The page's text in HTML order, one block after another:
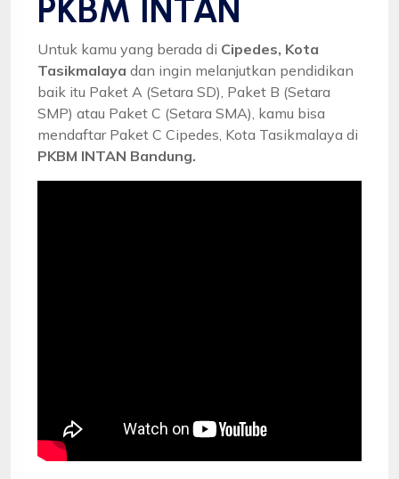
PKBM INTAN
Untuk kamu yang berada di Cipedes, Kota
Tasikmalaya dan ingin melanjutkan pendidikan
baik itu Paket A (Setara SD), Paket B (Setara
SMP) atau Paket C (Setara SMA), kamu bisa
mendaftar Paket C Cipedes, Kota Tasikmalaya di
PKBM INTAN Bandung.